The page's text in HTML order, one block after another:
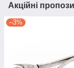
Акційні
–3%